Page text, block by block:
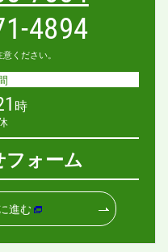
4894
ください。
時
フォーム
進む